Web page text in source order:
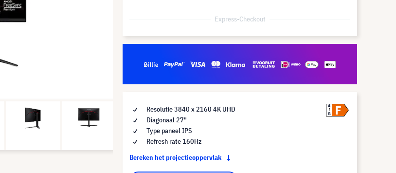
Express-Checkout
Resolutie 3840 x 2160 4K UHD
Diagonaal 27"
Type paneel IPS
Refresh rate 160Hz
Bereken het projectieoppervlak
A
G
F